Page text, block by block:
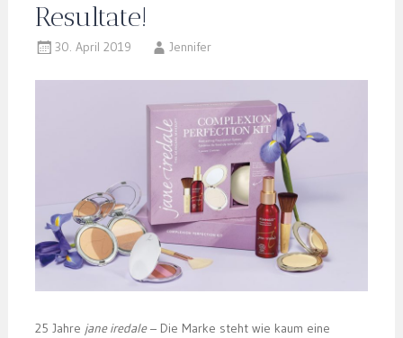
Resultate!
30. April 2019 Jennifer
25 Jahre jane iredale– Die Marke steht wie kaum eine